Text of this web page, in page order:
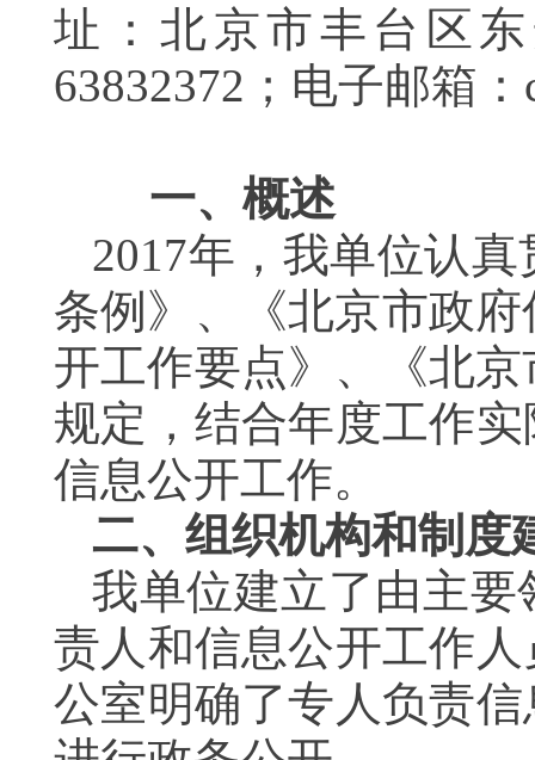
址：北京市丰台区
63832372 ；电子邮箱：
一、概述
2017年，我单位认
条例》、《北京市政
开工作要点》、《北
规定，结合年度工作
信息公开工作。
二、组织机构和制度
我单位建立了由主
责人和信息公开工作
公室明确了专人负责